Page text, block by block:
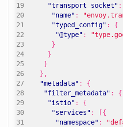
"transport_socket" :
"name" :
"typed_config" :
{
"@type" :
}
}
}
},
"metadata" :
{
"filter_metadata" :
{
"istio" :
{
"services" :
[{
"namespace" :